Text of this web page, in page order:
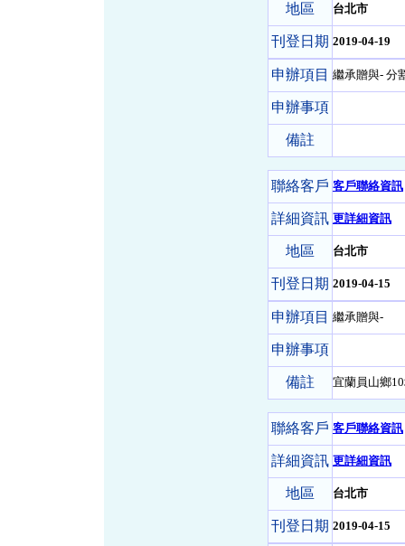
地區 台北市
刊登日期 2019-04-19
申辦項目 繼承贈與- 分
申辦事項
備註
聯絡客戶 客戶聯絡資訊
詳細資訊 更詳細資訊
地區 台北市
刊登日期 2019-04-15
申辦項目 繼承贈與-
申辦事項
備註 宜蘭員山鄉
聯絡客戶 客戶聯絡資訊
詳細資訊 更詳細資訊
地區 台北市
刊登日期 2019-04-15